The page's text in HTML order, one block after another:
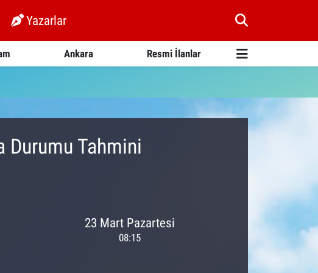
Yazarlar
Ankara Resmi İlanlar
Durumu Tahmini
23 Mart Pazartesi
08:15